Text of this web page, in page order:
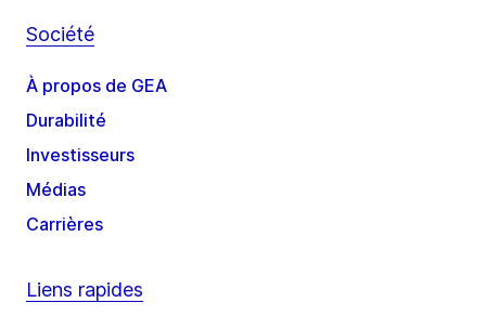
Société
À propos de GEA
Durabilité
Investisseurs
Médias
Carrières
Liens rapides